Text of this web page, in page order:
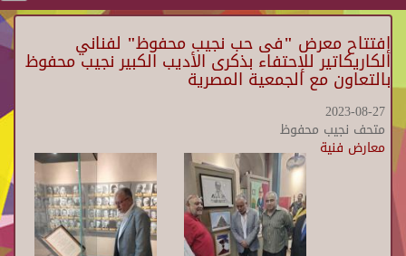
إفتتاح معرض "فى حب نجيب محفوظ" لفناني
الكاريكاتير للإحتفاء بذكرى الأديب الكبير نجيب محفوظ
بالتعاون مع الجمعية المصرية
2023-08-27
متحف نجيب محفوظ
معارض فنية